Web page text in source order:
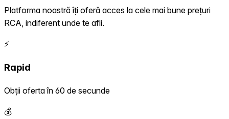
Platforma noastră îți oferă acces la cele mai bune prețuri
RCA, indiferent unde te afli.
⚡
Rapid
Obții oferta în 60 de secunde
💰